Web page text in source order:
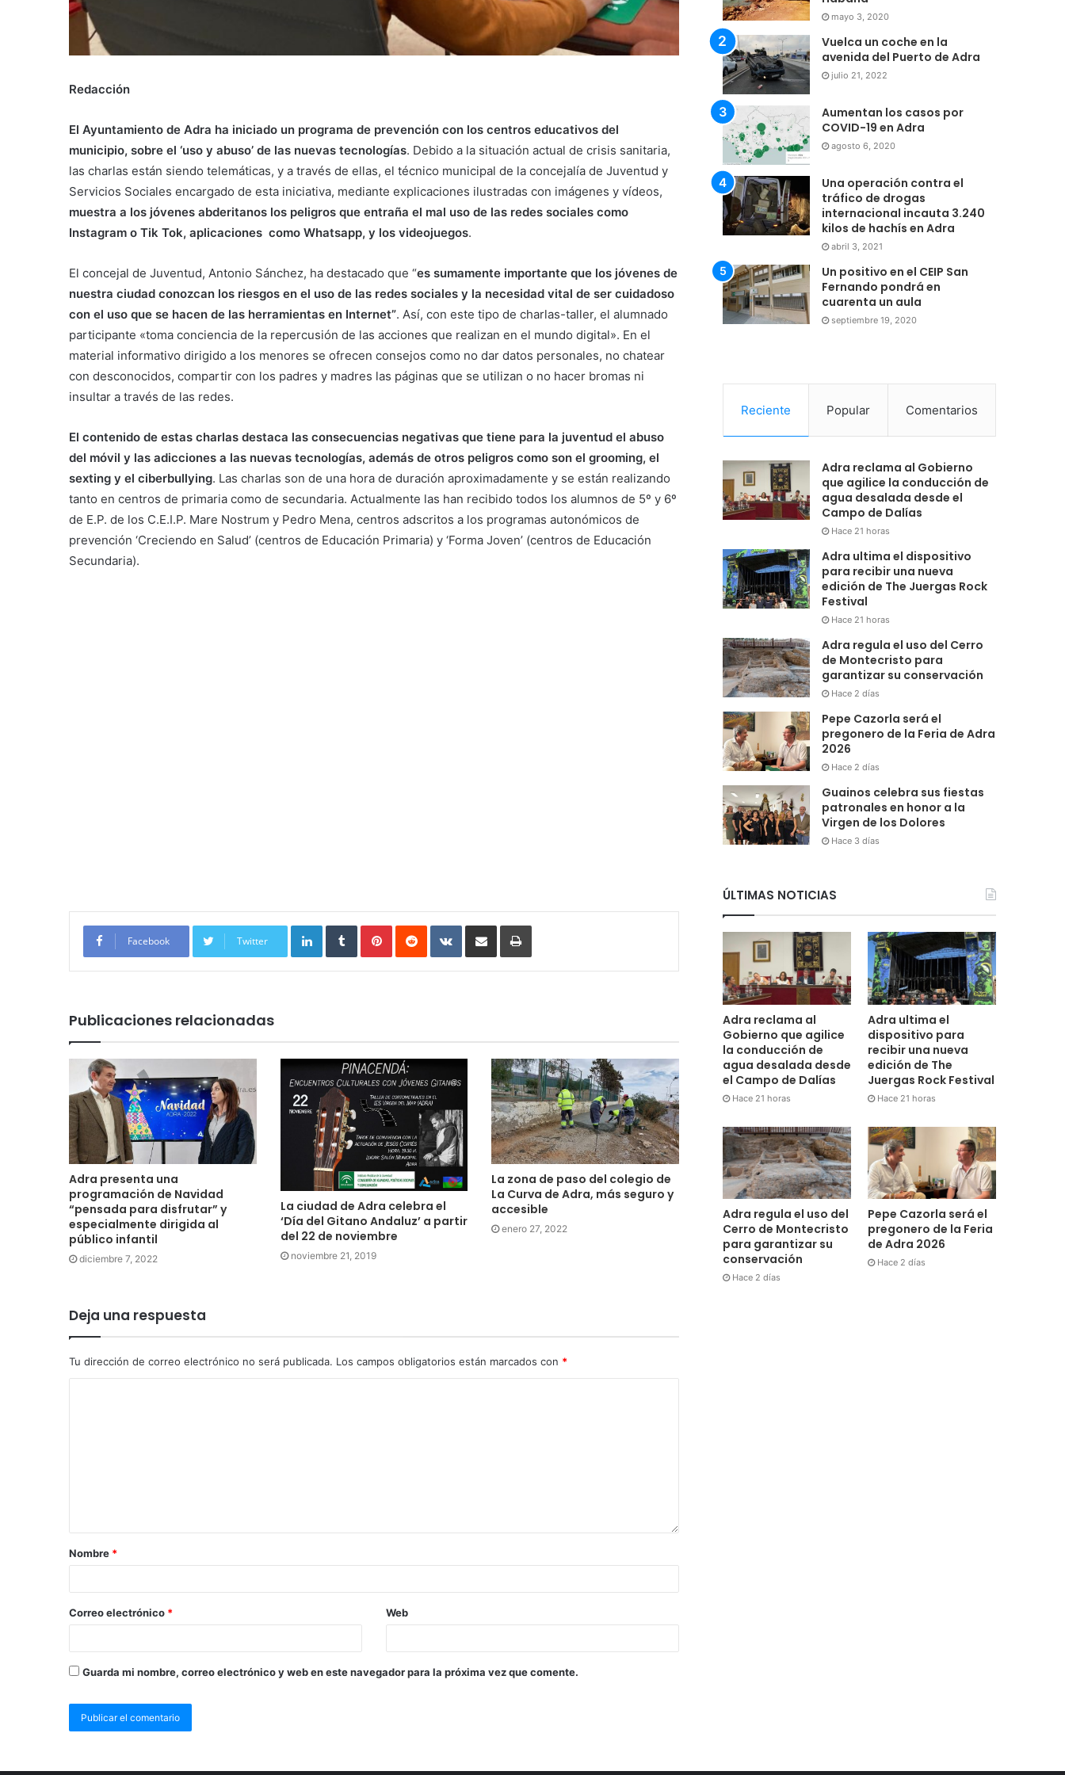
Redacción
El Ayuntamiento de Adra ha iniciado un programa de prevención con los centros educativos del
municipio, sobre el ‘uso y abuso’ de las nuevas tecnologías. Debido a la situación actual de crisis sanitaria,
las charlas están siendo telemáticas, y a través de ellas, el técnico municipal de la concejalía de Juventud y
Servicios Sociales encargado de esta iniciativa, mediante explicaciones ilustradas con imágenes y vídeos,
muestra a los jóvenes abderitanos los peligros que entraña el mal uso de las redes sociales como
Instagram o Tik Tok, aplicaciones como Whatsapp, y los videojuegos.
El concejal de Juventud, Antonio Sánchez, ha destacado que “es sumamente importante que los jóvenes de
nuestra ciudad conozcan los riesgos en el uso de las redes sociales y la necesidad vital de ser cuidadoso
con el uso que se hacen de las herramientas en Internet”. Así, con este tipo de charlas-taller, el alumnado
participante «toma conciencia de la repercusión de las acciones que realizan en el mundo digital». En el
material informativo dirigido a los menores se ofrecen consejos como no dar datos personales, no chatear
con desconocidos, compartir con los padres y madres las páginas que se utilizan o no hacer bromas ni
insultar a través de las redes.
El contenido de estas charlas destaca las consecuencias negativas que tiene para la juventud el abuso
del móvil y las adicciones a las nuevas tecnologías, además de otros peligros como son el grooming, el
sexting y el ciberbullying. Las charlas son de una hora de duración aproximadamente y se están realizando
tanto en centros de primaria como de secundaria. Actualmente las han recibido todos los alumnos de 5º y 6º
de E.P. de los C.E.I.P. Mare Nostrum y Pedro Mena, centros adscritos a los programas autonómicos de
prevención ‘Creciendo en Salud’ (centros de Educación Primaria) y ‘Forma Joven’ (centros de Educación
Secundaria).
Facebook Twitter
LinkedInTumblrPinterestReddit VKontakteCompartir por correo electrónicoImprimir
Publicaciones relacionadas
Adra presenta una
programación de Navidad
“pensada para disfrutar” y
especialmente dirigida al
público infantil
diciembre 7, 2022
La ciudad de Adra celebra el
‘Día del Gitano Andaluz’ a partir
del 22 de noviembre
noviembre 21, 2019
La zona de paso del colegio de
La Curva de Adra, más seguro y
accesible
enero 27, 2022
Deja una respuesta
Tu dirección de correo electrónico no será publicada. Los campos obligatorios están marcados con *
Nombre *
Correo electrónico * Web
Guarda mi nombre, correo electrónico y web en este navegador para la próxima vez que comente.
mayo 3, 2020
Vuelca un coche en la
avenida del Puerto de Adra
julio 21, 2022
Aumentan los casos por
COVID-19 en Adra
agosto 6, 2020
Una operación contra el
tráfico de drogas
internacional incauta 3.240
kilos de hachís en Adra
abril 3, 2021
Un positivo en el CEIP San
Fernando pondrá en
cuarenta un aula
septiembre 19, 2020
Reciente Popular Comentarios
Adra reclama al Gobierno
que agilice la conducción de
agua desalada desde el
Campo de Dalías
Hace 21 horas
Adra ultima el dispositivo
para recibir una nueva
edición de The Juergas Rock
Festival
Hace 21 horas
Adra regula el uso del Cerro
de Montecristo para
garantizar su conservación
Hace 2 días
Pepe Cazorla será el
pregonero de la Feria de Adra
2026
Hace 2 días
Guainos celebra sus fiestas
patronales en honor a la
Virgen de los Dolores
Hace 3 días
ÚLTIMAS NOTICIAS
Adra reclama al
Gobierno que agilice
la conducción de
agua desalada desde
el Campo de Dalías
Hace 21 horas
Adra ultima el
dispositivo para
recibir una nueva
edición de The
Juergas Rock Festival
Hace 21 horas
Adra regula el uso del
Cerro de Montecristo
para garantizar su
conservación
Hace 2 días
Pepe Cazorla será el
pregonero de la Feria
de Adra 2026
Hace 2 días